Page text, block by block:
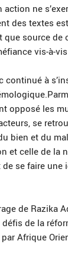
action ne
des textes
que source de
vis-à-vis
continué à
opposé les
se
bien et du
et celle de la
se faire une
de Razika
défis de la
Afrique